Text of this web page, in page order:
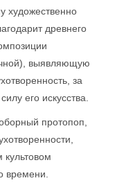
художественно
древнего
выявляющую
за
его искусства.
протопоп,
времени.